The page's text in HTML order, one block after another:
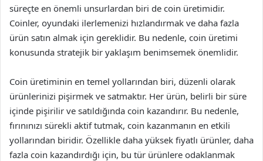
süreçte en önemli unsurlardan biri de coin üretimidir.
Coinler, oyundaki ilerlemenizi hızlandırmak ve daha fazla
ürün satın almak için gereklidir. Bu nedenle, coin üretimi
konusunda stratejik bir yaklaşım benimsemek önemlidir.
Coin üretiminin en temel yollarından biri, düzenli olarak
ürünlerinizi pişirmek ve satmaktır. Her ürün, belirli bir süre
içinde pişirilir ve satıldığında coin kazandırır. Bu nedenle,
fırınınızı sürekli aktif tutmak, coin kazanmanın en etkili
yollarından biridir. Özellikle daha yüksek fiyatlı ürünler, daha
fazla coin kazandırdığı için, bu tür ürünlere odaklanmak